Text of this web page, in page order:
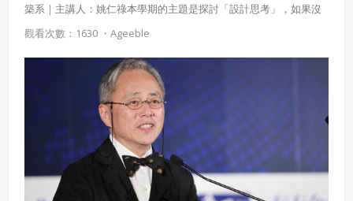
築系｜主講人：姚仁祿本學期的主題是探討「設計思考」，如果沒
有設計思考的訓練，創意經常是天馬行空、無法落實。設計的基本
概念是要以直覺導航，並以知識續航。並探討社會為何需要新形態
領導人?
觀看次數：1630 ・ Ageeble